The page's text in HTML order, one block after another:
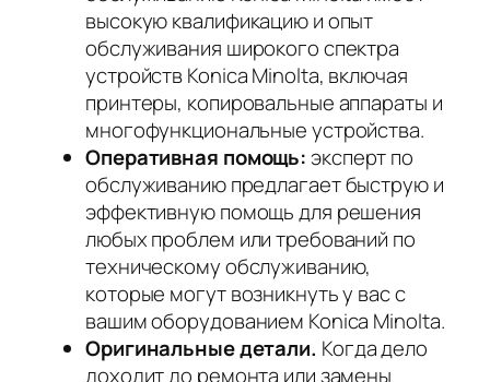
высокую квалификацию и опыт
обслуживания широкого спектра
устройств Konica Minolta, включая
принтеры, копировальные аппараты и
многофункциональные устройства.
Оперативная помощь:эксперт по
обслуживанию предлагает быструю и
эффективную помощь для решения
любых проблем или требований по
техническому обслуживанию,
которые могут возникнуть у вас с
вашим оборудованием Konica Minolta.
Оригинальные детали. Когда дело
доходит до ремонта или замены